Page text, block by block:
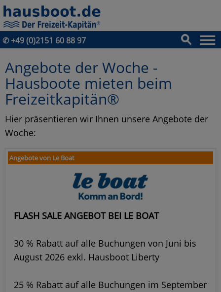
✆ +49 (0)2151 60 88 97
Angebote der Woche -
Hausboote mieten beim
Freizeitkapitän®
Hier präsentieren wir Ihnen unsere Angebote der
Woche:
Angebote von Le Boat
FLASH SALE ANGEBOT BEI LE BOAT
30 % Rabatt auf alle Buchungen von Juni bis
August 2026 exkl. Hausboot Liberty
25 % Rabatt auf alle Buchungen im September